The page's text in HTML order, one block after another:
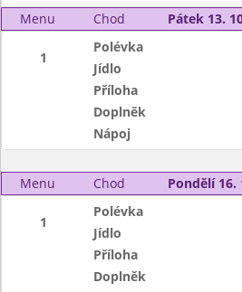
Menu
Chod Pátek 13.
1
Polévka
Jídlo
Příloha
Doplněk
Nápoj
Menu Chod Pondělí 16.
1
Polévka
Jídlo
Příloha
Doplněk